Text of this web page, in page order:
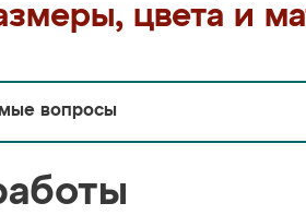
цвета и
вопросы